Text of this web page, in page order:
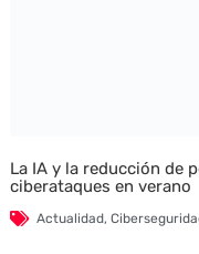
La IA y la reducción de
ciberataques en verano
Actualidad,